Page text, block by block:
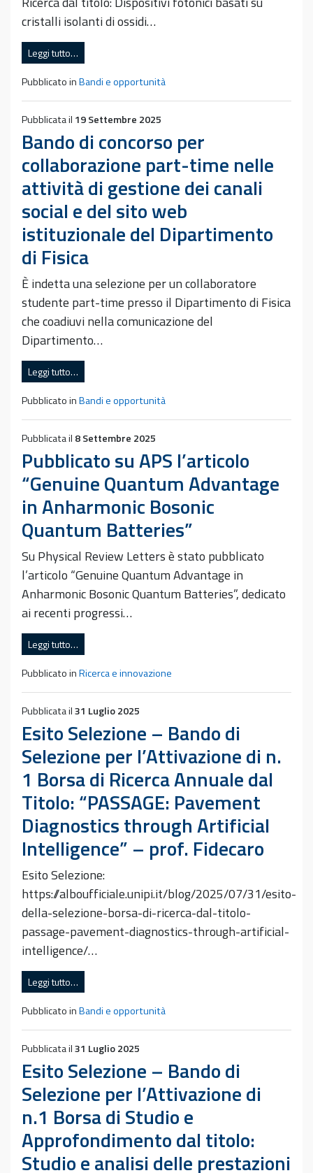
cristalli isolanti di ossidi…
Leggi tutto…
Pubblicato inBandi e opportunità
Pubblicata il 19 Settembre 2025
Bando di concorso per
collaborazione part-time nelle
attività di gestione dei canali
social e del sito web
istituzionale del Dipartimento
di Fisica
È indetta una selezione per un collaboratore
studente part-time presso il Dipartimento di Fisica
che coadiuvi nella comunicazione del
Dipartimento…
Leggi tutto…
Pubblicato inBandi e opportunità
Pubblicata il 8 Settembre 2025
Pubblicato su APS l’articolo
“Genuine Quantum Advantage
in Anharmonic Bosonic
Quantum Batteries”
Su Physical Review Letters è stato pubblicato
l’articolo “Genuine Quantum Advantage in
Anharmonic Bosonic Quantum Batteries”, dedicato
ai recenti progressi…
Leggi tutto…
Pubblicato inRicerca e innovazione
Pubblicata il31 Luglio 2025
Esito Selezione – Bando di
Selezione per l’Attivazione di n.
1 Borsa di Ricerca Annuale dal
Titolo: “PASSAGE: Pavement
Diagnostics through Artificial
Intelligence” – prof. Fidecaro
Esito Selezione:
https://alboufficiale.unipi.it/blog/2025/07/31/esito-
della-selezione-borsa-di-ricerca-dal-titolo-
passage-pavement-diagnostics-through-artificial-
intelligence/…
Leggi tutto…
Pubblicato inBandi e opportunità
Pubblicata il31 Luglio 2025
Esito Selezione – Bando di
Selezione per l’Attivazione di
n.1 Borsa di Studio e
Approfondimento dal titolo:
Studio e analisi delle prestazioni